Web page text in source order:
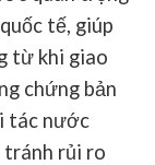
tế, giúp
từ khi giao
chứng bản
tác nước
tránh rủi ro